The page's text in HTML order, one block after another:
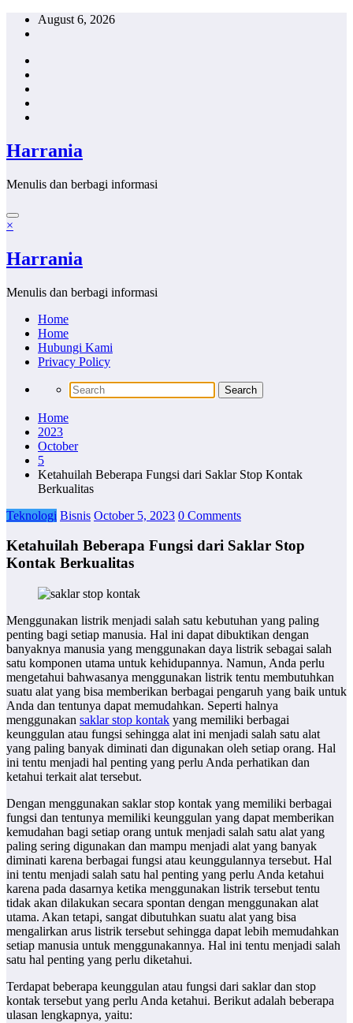
Skip
August 6, 2026
Harrania
Menulis dan berbagi informasi
×
Harrania
Menulis dan berbagi informasi
Home
Home
Hubungi Kami
Privacy Policy
Home
2023
October
5
Ketahuilah Beberapa Fungsi dari Saklar Stop Kontak
Berkualitas
Teknologi Bisnis October 5, 2023 0 Comments
Ketahuilah Beberapa Fungsi dari Saklar Stop
Kontak Berkualitas
Menggunakan listrik menjadi salah satu kebutuhan yang paling
penting bagi setiap manusia. Hal ini dapat dibuktikan dengan
banyaknya manusia yang menggunakan daya listrik sebagai salah
satu komponen utama untuk kehidupannya. Namun, Anda perlu
mengetahui bahwasanya menggunakan listrik tentu membutuhkan
suatu alat yang bisa memberikan berbagai pengaruh yang baik untuk
Anda dan tentunya dapat memudahkan. Seperti halnya
menggunakan saklar stop kontak yang memiliki berbagai
keunggulan atau fungsi sehingga alat ini menjadi salah satu alat
yang paling banyak diminati dan digunakan oleh setiap orang. Hal
ini tentu menjadi hal penting yang perlu Anda perhatikan dan
ketahui terkait alat tersebut.
Dengan menggunakan saklar stop kontak yang memiliki berbagai
fungsi dan tentunya memiliki keunggulan yang dapat memberikan
kemudahan bagi setiap orang untuk menjadi salah satu alat yang
paling sering digunakan dan mampu menjadi alat yang banyak
diminati karena berbagai fungsi atau keunggulannya tersebut. Hal
ini tentu menjadi salah satu hal penting yang perlu Anda ketahui
karena pada dasarnya ketika menggunakan listrik tersebut tentu
tidak akan dilakukan secara spontan dengan menggunakan alat
utama. Akan tetapi, sangat dibutuhkan suatu alat yang bisa
mengalirkan arus listrik tersebut sehingga dapat lebih memudahkan
setiap manusia untuk menggunakannya. Hal ini tentu menjadi salah
satu hal penting yang perlu diketahui.
Terdapat beberapa keunggulan atau fungsi dari saklar dan stop
kontak tersebut yang perlu Anda ketahui. Berikut adalah beberapa
ulasan lengkapnya, yaitu: